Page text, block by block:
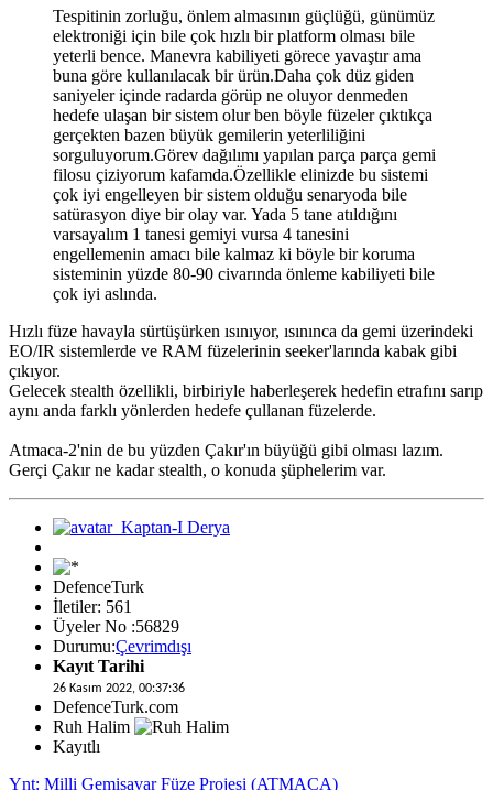
Tespitinin zorluğu, önlem almasının güçlüğü, günümüz
elektroniği için bile çok hızlı bir platform olması bile
yeterli bence. Manevra kabiliyeti görece yavaştır ama
buna göre kullanılacak bir ürün.Daha çok düz giden
saniyeler içinde radarda görüp ne oluyor denmeden
hedefe ulaşan bir sistem olur ben böyle füzeler çıktıkça
gerçekten bazen büyük gemilerin yeterliliğini
sorguluyorum.Görev dağılımı yapılan parça parça gemi
filosu çiziyorum kafamda.Özellikle elinizde bu sistemi
çok iyi engelleyen bir sistem olduğu senaryoda bile
satürasyon diye bir olay var. Yada 5 tane atıldığını
varsayalım 1 tanesi gemiyi vursa 4 tanesini
engellemenin amacı bile kalmaz ki böyle bir koruma
sisteminin yüzde 80-90 civarında önleme kabiliyeti bile
çok iyi aslında.
Hızlı füze havayla sürtüşürken ısınıyor, ısınınca da gemi üzerindeki
EO/IR sistemlerde ve RAM füzelerinin seeker'larında kabak gibi
çıkıyor.
Gelecek stealth özellikli, birbiriyle haberleşerek hedefin etrafını sarıp
aynı anda farklı yönlerden hedefe çullanan füzelerde.
Atmaca-2'nin de bu yüzden Çakır'ın büyüğü gibi olması lazım.
Gerçi Çakır ne kadar stealth, o konuda şüphelerim var.
DefenceTurk
İletiler: 561
Üyeler No :56829
Durumu:Çevrimdışı
Kayıt Tarihi
26 Kasım 2022, 00:37:36
DefenceTurk.com
Ruh Halim
Kayıtlı
Ynt: Milli Gemisavar Füze Projesi (ATMACA)